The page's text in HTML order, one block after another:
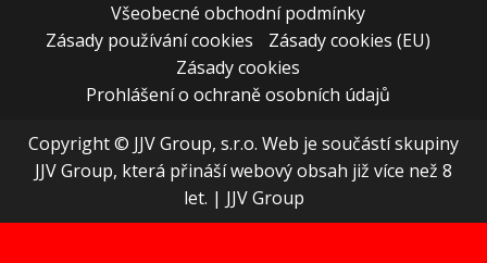
Všeobecné obchodní podmínky
Zásady používání cookies
Zásady cookies (EU)
Zásady cookies
Prohlášení o ochraně osobních údajů
Copyright © JJV Group, s.r.o. Web je součástí skupiny
JJV Group, která přináší webový obsah již více než 8
let. | JJV Group